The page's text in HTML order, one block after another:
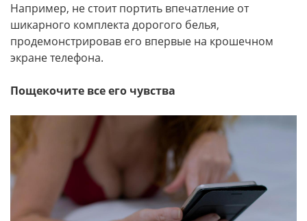
Например, не стоит портить впечатление от
шикарного комплекта дорогого белья,
продемонстрировав его впервые на крошечном
экране телефона.
Пощекочите все его чувства